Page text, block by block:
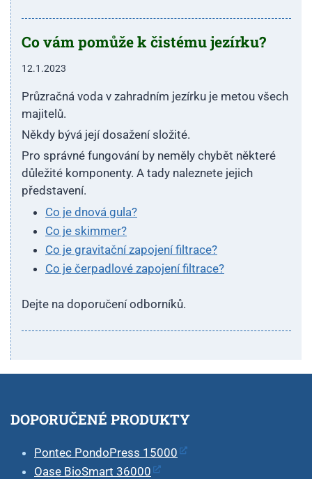
Co vám pomůže k čistému jezírku?
12.1.2023
Průzračná voda v zahradním jezírku je metou všech
majitelů.
Někdy bývá její dosažení složité.
Pro správné fungování by neměly chybět některé
důležité komponenty. A tady naleznete jejich
představení.
Co je dnová gula?
Co je skimmer?
Co je gravitační zapojení filtrace?
Co je čerpadlové zapojení filtrace?
Dejte na doporučení odborníků.
DOPORUČENÉ PRODUKTY
Pontec PondoPress 15000
Oase BioSmart 36000